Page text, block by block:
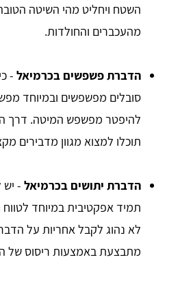
השטח ויחליט מהי השיטה
מהעכברים והחולדות.
הדברת פשפשים בכרמיאל -
סובלים מפשפשים ובמיוחד
להיפטר מפשפש המיטה. דרך
תוכלו למצוא מגוון מדבירים
הדברת יתושים בכרמיאל - יש
תמיד אפקטיבית במיוחד לטווח
לא נהוג לקבל אחריות על
מתבצעת באמצעות ריסוס של